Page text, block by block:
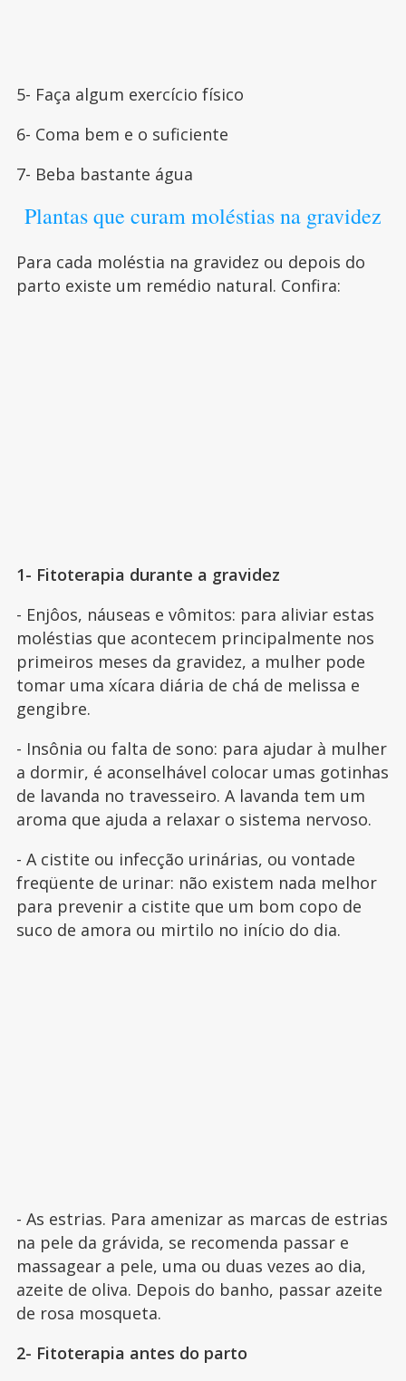
5- Faça algum exercício físico
6- Coma bem e o suficiente
7- Beba bastante água
Plantas que curam moléstias na gravidez
Para cada moléstia na gravidez ou depois do
parto existe um remédio natural. Confira:
1- Fitoterapia durante a gravidez
- Enjôos, náuseas e vômitos: para aliviar estas
moléstias que acontecem principalmente nos
primeiros meses da gravidez, a mulher pode
tomar uma xícara diária de chá de melissa e
gengibre.
- Insônia ou falta de sono: para ajudar à mulher
a dormir, é aconselhável colocar umas gotinhas
de lavanda no travesseiro. A lavanda tem um
aroma que ajuda a relaxar o sistema nervoso.
- A cistite ou infecção urinárias, ou vontade
freqüente de urinar: não existem nada melhor
para prevenir a cistite que um bom copo de
suco de amora ou mirtilo no início do dia.
- As estrias. Para amenizar as marcas de estrias
na pele da grávida, se recomenda passar e
massagear a pele, uma ou duas vezes ao dia,
azeite de oliva. Depois do banho, passar azeite
de rosa mosqueta.
2- Fitoterapia antes do parto